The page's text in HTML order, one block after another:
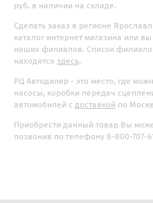
руб. в наличии на складе.
Сделать заказ в регионе
каталог интернет магазина или
наших филиалов. Список
находятся здесь.
РЦ Автодилер - это место, где
насосы, коробки передач
автомобилей с доставкой по
Приобрести данный товар Вы
позвонив по телефону 8-800-707-